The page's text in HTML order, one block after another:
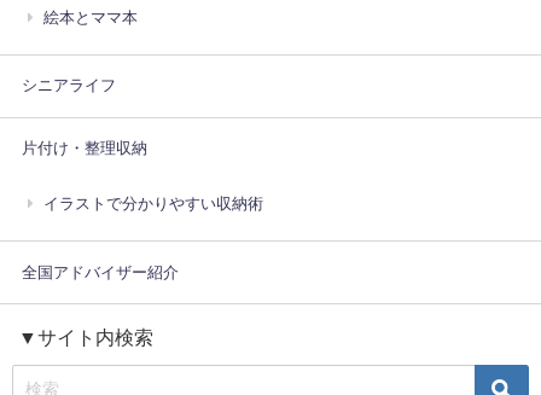
絵本とママ本
シニアライフ
片付け・整理収納
イラストで分かりやすい収納術
全国アドバイザー紹介
▼サイト内検索